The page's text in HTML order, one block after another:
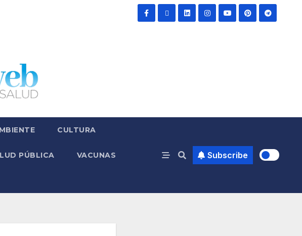
CULTURA
PÚBLICA VACUNAS Subscribe